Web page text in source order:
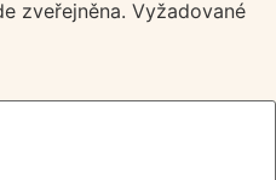
zveřejněna. Vyžadované